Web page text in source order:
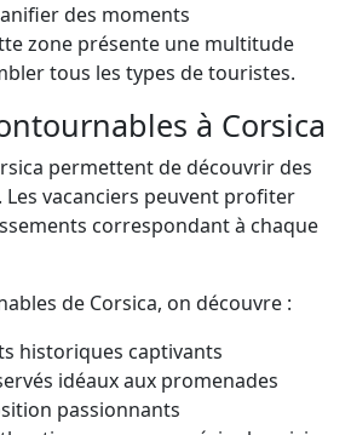
des moments
zone présente une multitude
tous les types de touristes.
à Corsica
permettent de découvrir des
Les vacanciers peuvent profiter
correspondant à chaque
de Corsica, on découvre :
historiques captivants
idéaux aux promenades
passionnants